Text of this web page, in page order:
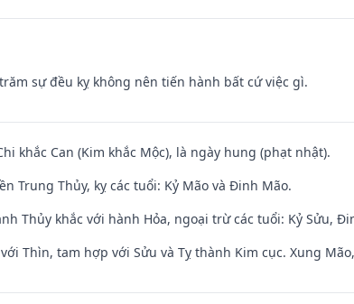
sự đều kỵ không nên tiến hành bất cứ việc gì.
khắc Can (Kim khắc Mộc), là ngày hung (phạt nhật).
Trung Thủy, kỵ các tuổi: Kỷ Mão và Đinh Mão.
Thủy khắc với hành Hỏa, ngoại trừ các tuổi: Kỷ Sửu,
Thìn, tam hợp với Sửu và Tỵ thành Kim cục. Xung